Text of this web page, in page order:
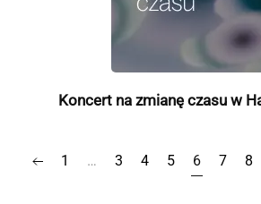
Koncert na zmianę czasu w
1 … 3 4 5 6 7 8